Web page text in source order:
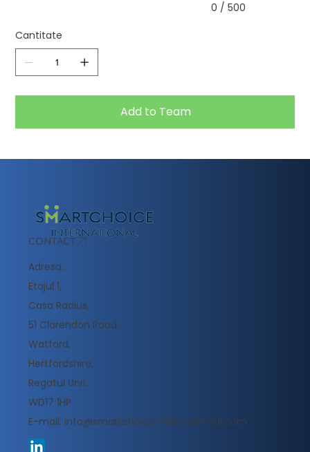
0 / 500
Cantitate
Add to Team
CONTACT
Adresa:
Etajul 1,
Casa Radius,
51 Clarendon Road,
Watford,
Hertfordshire,
Regatul Unit,
WD17 1HP
E-mail: info@smartchoice-international.com